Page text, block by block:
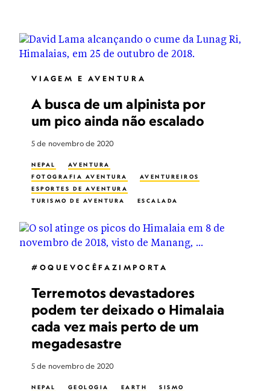
VIAGEM E AVENTURA
A busca de um alpinista por
um pico ainda não escalado
5 de novembro de 2020
NEPAL
AVENTURA
FOTOGRAFIA AVENTURA
AVENTUREIROS
ESPORTES DE AVENTURA
TURISMO DE AVENTURA
ESCALADA
#OQUEVOCÊFAZIMPORTA
Terremotos devastadores
podem ter deixado o Himalaia
cada vez mais perto de um
megadesastre
5 de novembro de 2020
NEPAL GEOLOGIA EARTH
SISMO